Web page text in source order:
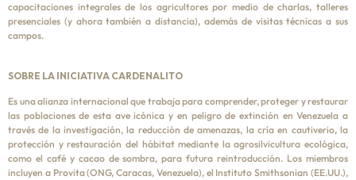
capacitaciones integrales de los agricultores por medio de charlas, talleres
presenciales (y ahora también a distancia), además de visitas técnicas a sus
campos.
SOBRE LA INICIATIVA CARDENALITO
Es una alianza internacional que trabaja para comprender, proteger y restaurar
las poblaciones de esta ave icónica y en peligro de extinción en Venezuela a
través de la investigación, la reducción de amenazas, la cría en cautiverio, la
protección y restauración del hábitat mediante la agrosilvicultura ecológica,
como el café y cacao de sombra, para futura reintroducción. Los miembros
incluyen a Provita (ONG, Caracas, Venezuela), el Instituto Smithsonian (EE.UU.),